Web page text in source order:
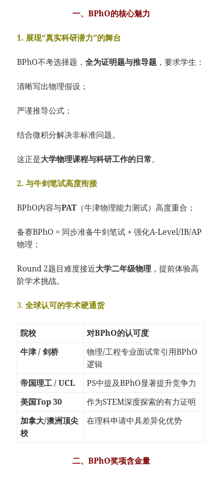
一、BPhO的核心魅力
1. 展现“真实科研潜力”的舞台
BPhO不考选择题，全为证明题与推导题 ，要求学生：
清晰写出物理假设；
严谨推导公式；
结合微积分解决非标准问题。
这正是大学物理课程与科研工作的日常。
2. 与牛剑笔试高度衔接
BPhO内容与PAT（牛津物理能力测试）高度重合；
备赛BPhO = 同步准备牛剑笔试 + 强化A-Level/IB/AP
物理；
Round 2题目难度接近大学二年级物理 ，提前体验高
阶学术挑战。
3.全球认可的学术硬通货
院校
对BPhO的认可度
牛津 / 剑桥
物理/工程专业面试常引用BPhO
逻辑
帝国理工 / UCL
PS中提及BPhO显著提升竞争力
美国Top 30
作为STEM深度探索的有力证明
加拿大/澳洲顶尖
校
在理科申请中具差异化优势
二、BPhO奖项含金量